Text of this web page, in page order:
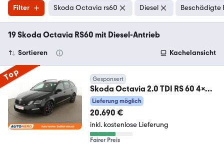
Filter Skoda Octavia rs60 Diesel Beschädigte
19 Skoda Octavia RS60 mit Diesel-Antrieb
Sortieren Kachelansicht
Top Gesponsert
Skoda Octavia 2.0 TDI RS 60 4x4
Aut.*NAVI*PDC*SHZ*ACC*
Lieferung möglich
20.690 €
inkl. kostenlose Lieferung
Fairer Preis